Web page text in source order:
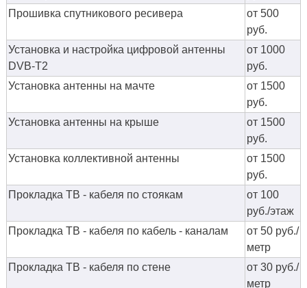
Прошивка спутникового ресивера
от 500
руб.
Установка и настройка цифровой антенны
DVB-T2
от 1000
руб.
Установка антенны на мачте
от 1500
руб.
Установка антенны на крыше
от 1500
руб.
Установка коллективной антенны
от 1500
руб.
Прокладка ТВ - кабеля по стоякам
от 100
руб./этаж
Прокладка ТВ - кабеля по кабель - каналам
от 50 руб./
метр
Прокладка ТВ - кабеля по стене
от 30 руб./
метр